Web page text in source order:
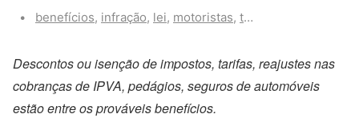
Tags:
benefícios, infração, lei, motoristas, trânsito
Descontos ou isenção de impostos, tarifas, reajustes nas
cobranças de IPVA, pedágios, seguros de automóveis
estão entre os prováveis benefícios.